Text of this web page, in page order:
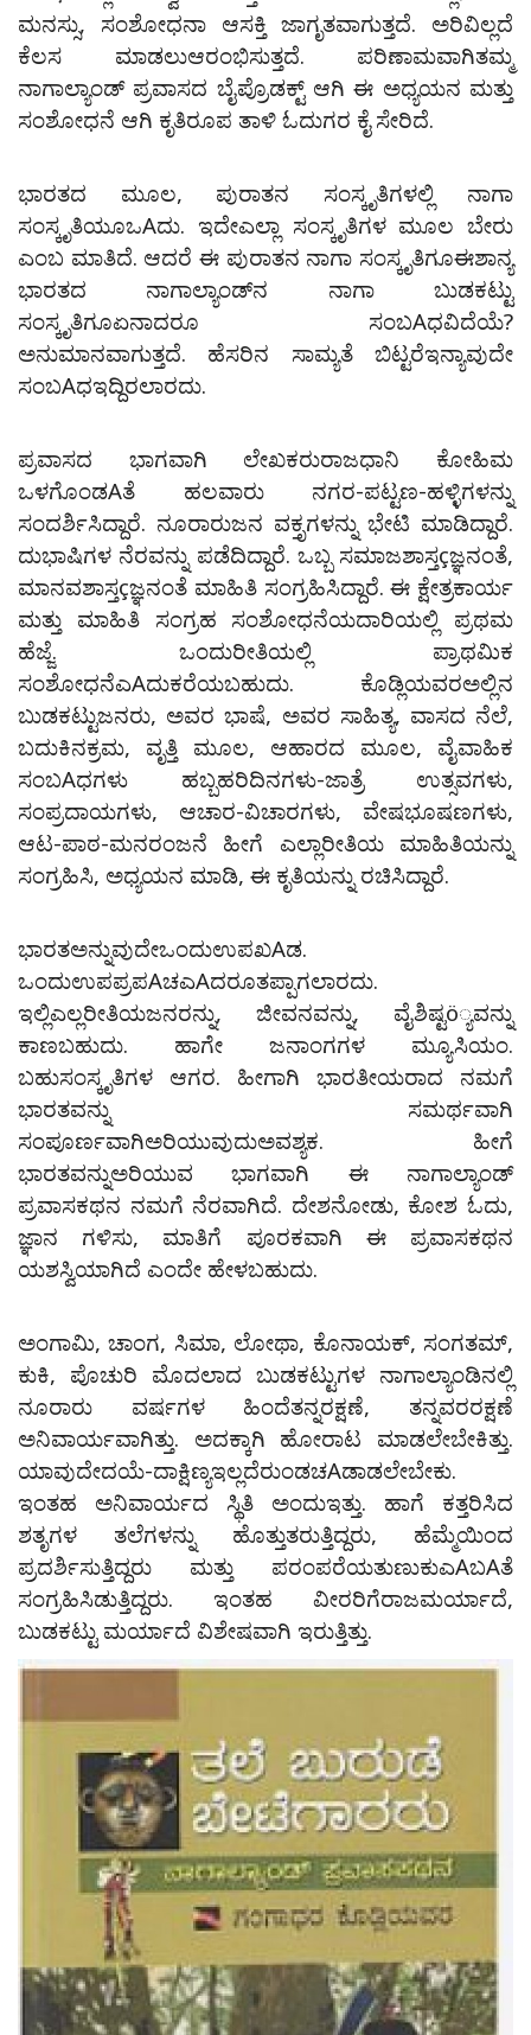
ಮನಸ್ಸು, ಸಂಶೋಧನಾ ಆಸಕ್ತಿ ಜಾಗೃತವಾಗುತ್ತದೆ. ಅರಿವಿಲ್ಲದೆ
ಕೆಲಸ ಮಾಡಲುಆರಂಭಿಸುತ್ತದೆ. ಪರಿಣಾಮವಾಗಿತಮ್ಮ
ನಾಗಾಲ್ಯಾಂಡ್ ಪ್ರವಾಸದ ಬೈಪ್ರೊಡಕ್ಟ್ ಆಗಿ ಈ ಅಧ್ಯಯನ ಮತ್ತು
ಸಂಶೋಧನೆ ಆಗಿ ಕೃತಿರೂಪ ತಾಳಿ ಓದುಗರ ಕೈ ಸೇರಿದೆ.
ಭಾರತದ ಮೂಲ, ಪುರಾತನ ಸಂಸ್ಕೃತಿಗಳಲ್ಲಿ ನಾಗಾ
ಸಂಸ್ಕೃತಿಯೂಒAದು. ಇದೇಎಲ್ಲಾ ಸಂಸ್ಕೃತಿಗಳ ಮೂಲ ಬೇರು
ಎಂಬ ಮಾತಿದೆ. ಆದರೆ ಈ ಪುರಾತನ ನಾಗಾ ಸಂಸ್ಕೃತಿಗೂಈಶಾನ್ಯ
ಭಾರತದ ನಾಗಾಲ್ಯಾಂಡ್‌ನ ನಾಗಾ ಬುಡಕಟ್ಟು
ಸಂಸ್ಕೃತಿಗೂಏನಾದರೂ ಸಂಬAಧವಿದೆಯೆ?
ಅನುಮಾನವಾಗುತ್ತದೆ. ಹೆಸರಿನ ಸಾಮ್ಯತೆ ಬಿಟ್ಟರೆಇನ್ಯಾವುದೇ
ಸಂಬAಧಇದ್ದಿರಲಾರದು.
ಪ್ರವಾಸದ ಭಾಗವಾಗಿ ಲೇಖಕರುರಾಜಧಾನಿ ಕೋಹಿಮ
ಒಳಗೊಂಡAತೆ ಹಲವಾರು ನಗರ-ಪಟ್ಟಣ-ಹಳ್ಳಿಗಳನ್ನು
ಸಂದರ್ಶಿಸಿದ್ದಾರೆ. ನೂರಾರುಜನ ವಕ್ತೃಗಳನ್ನು ಭೇಟಿ ಮಾಡಿದ್ದಾರೆ.
ದುಭಾಷಿಗಳ ನೆರವನ್ನು ಪಡೆದಿದ್ದಾರೆ. ಒಬ್ಬ ಸಮಾಜಶಾಸ್ತçಜ್ಞನಂತೆ,
ಮಾನವಶಾಸ್ತçಜ್ಞನಂತೆ ಮಾಹಿತಿ ಸಂಗ್ರಹಿಸಿದ್ದಾರೆ. ಈ ಕ್ಷೇತ್ರಕಾರ್ಯ
ಮತ್ತು ಮಾಹಿತಿ ಸಂಗ್ರಹ ಸಂಶೋಧನೆಯದಾರಿಯಲ್ಲಿ ಪ್ರಥಮ
ಹೆಜ್ಜೆ. ಒಂದುರೀತಿಯಲ್ಲಿ ಪ್ರಾಥಮಿಕ
ಸಂಶೋಧನೆಎAದುಕರೆಯಬಹುದು. ಕೊಡ್ಲಿಯವರಅಲ್ಲಿನ
ಬುಡಕಟ್ಟುಜನರು, ಅವರ ಭಾಷೆ, ಅವರ ಸಾಹಿತ್ಯ, ವಾಸದ ನೆಲೆ,
ಬದುಕಿನಕ್ರಮ, ವೃತ್ತಿ ಮೂಲ, ಆಹಾರದ ಮೂಲ, ವೈವಾಹಿಕ
ಸಂಬAಧಗಳು ಹಬ್ಬಹರಿದಿನಗಳು-ಜಾತ್ರೆ ಉತ್ಸವಗಳು,
ಸಂಪ್ರದಾಯಗಳು, ಆಚಾರ-ವಿಚಾರಗಳು, ವೇಷಭೂಷಣಗಳು,
ಆಟ-ಪಾಠ-ಮನರಂಜನೆ ಹೀಗೆ ಎಲ್ಲಾರೀತಿಯ ಮಾಹಿತಿಯನ್ನು
ಸಂಗ್ರಹಿಸಿ, ಅಧ್ಯಯನ ಮಾಡಿ, ಈ ಕೃತಿಯನ್ನು ರಚಿಸಿದ್ದಾರೆ.
ಭಾರತಅನ್ನುವುದೇಒಂದುಉಪಖAಡ.
ಒಂದುಉಪಪ್ರಪAಚಎAದರೂತಪ್ಪಾಗಲಾರದು.
ಇಲ್ಲಿಎಲ್ಲರೀತಿಯಜನರನ್ನು, ಜೀವನವನ್ನು, ವೈಶಿಷ್ಟö್ಯವನ್ನು
ಕಾಣಬಹುದು. ಹಾಗೇ ಜನಾಂಗಗಳ ಮ್ಯೂಸಿಯಂ.
ಬಹುಸಂಸ್ಕೃತಿಗಳ ಆಗರ. ಹೀಗಾಗಿ ಭಾರತೀಯರಾದ ನಮಗೆ
ಭಾರತವನ್ನು ಸಮರ್ಥವಾಗಿ
ಸಂಪೂರ್ಣವಾಗಿಅರಿಯುವುದುಅವಶ್ಯಕ. ಹೀಗೆ
ಭಾರತವನ್ನುಅರಿಯುವ ಭಾಗವಾಗಿ ಈ ನಾಗಾಲ್ಯಾಂಡ್
ಪ್ರವಾಸಕಥನ ನಮಗೆ ನೆರವಾಗಿದೆ. ದೇಶನೋಡು, ಕೋಶ ಓದು,
ಜ್ಞಾನ ಗಳಿಸು, ಮಾತಿಗೆ ಪೂರಕವಾಗಿ ಈ ಪ್ರವಾಸಕಥನ
ಯಶಸ್ವಿಯಾಗಿದೆ ಎಂದೇ ಹೇಳಬಹುದು.
ಅಂಗಾಮಿ, ಚಾಂಗ, ಸಿಮಾ, ಲೋಥಾ, ಕೊನಾಯಕ್, ಸಂಗತಮ್,
ಕುಕಿ, ಪೊಚುರಿ ಮೊದಲಾದ ಬುಡಕಟ್ಟುಗಳ ನಾಗಾಲ್ಯಾಂಡಿನಲ್ಲಿ
ನೂರಾರು ವರ್ಷಗಳ ಹಿಂದೆತನ್ನರಕ್ಷಣೆ, ತನ್ನವರರಕ್ಷಣೆ
ಅನಿವಾರ್ಯವಾಗಿತ್ತು. ಅದಕ್ಕಾಗಿ ಹೋರಾಟ ಮಾಡಲೇಬೇಕಿತ್ತು.
ಯಾವುದೇದಯೆ-ದಾಕ್ಷಿಣ್ಯಇಲ್ಲದೆರುಂಡಚAಡಾಡಲೇಬೇಕು.
ಇಂತಹ ಅನಿವಾರ್ಯದ ಸ್ಥಿತಿ ಅಂದುಇತ್ತು. ಹಾಗೆ ಕತ್ತರಿಸಿದ
ಶತೃಗಳ ತಲೆಗಳನ್ನು ಹೊತ್ತುತರುತ್ತಿದ್ದರು, ಹೆಮ್ಮೆಯಿಂದ
ಪ್ರದರ್ಶಿಸುತ್ತಿದ್ದರು ಮತ್ತು ಪರಂಪರೆಯತುಣುಕುಎAಬAತೆ
ಸಂಗ್ರಹಿಸಿಡುತ್ತಿದ್ದರು. ಇಂತಹ ವೀರರಿಗೆರಾಜಮರ್ಯಾದೆ,
ಬುಡಕಟ್ಟು ಮರ್ಯಾದೆ ವಿಶೇಷವಾಗಿ ಇರುತ್ತಿತ್ತು.